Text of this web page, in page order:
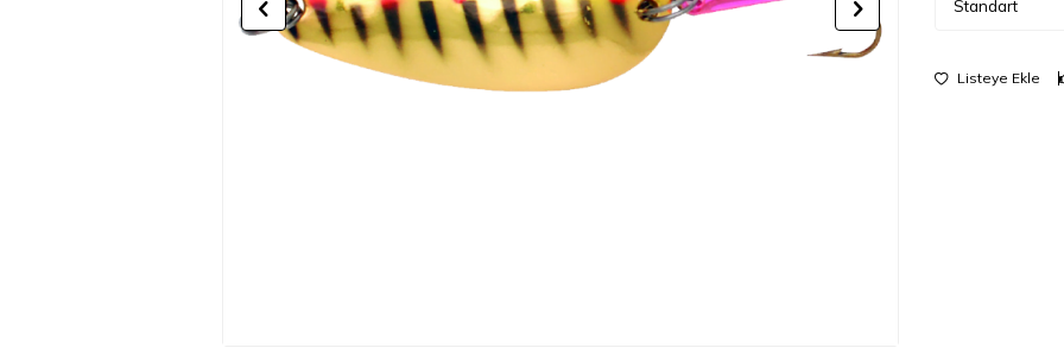
Listeye Ekle